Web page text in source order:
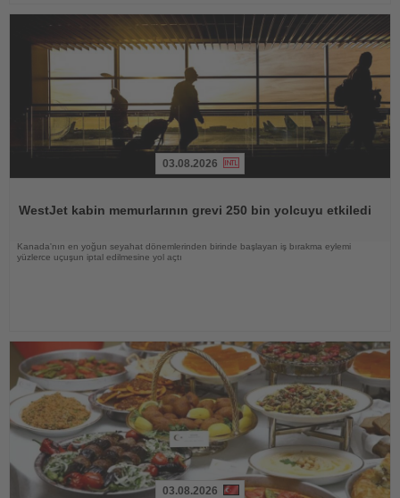
03.08.2026
WestJet kabin memurlarının grevi 250 bin yolcuyu etkiledi
Kanada'nın en yoğun seyahat dönemlerinden birinde başlayan iş bırakma eylemi
yüzlerce uçuşun iptal edilmesine yol açtı
03.08.2026